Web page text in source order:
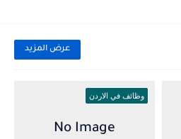
عرض المزيد
وظائف في الاردن